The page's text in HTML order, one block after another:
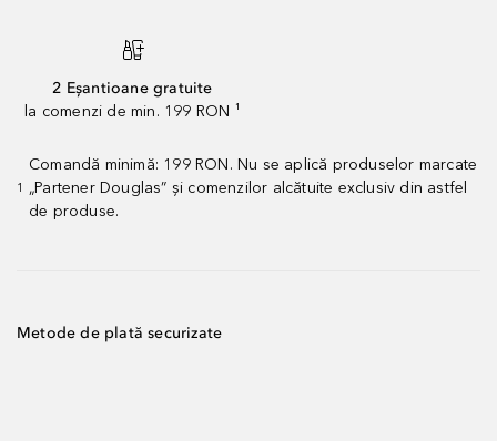
2 Eșantioane gratuite
la comenzi de min. 199 RON ¹
1
Comandă minimă: 199 RON. Nu se aplică produselor marcate
„Partener Douglas” și comenzilor alcătuite exclusiv din astfel
de produse.
Metode de plată securizate